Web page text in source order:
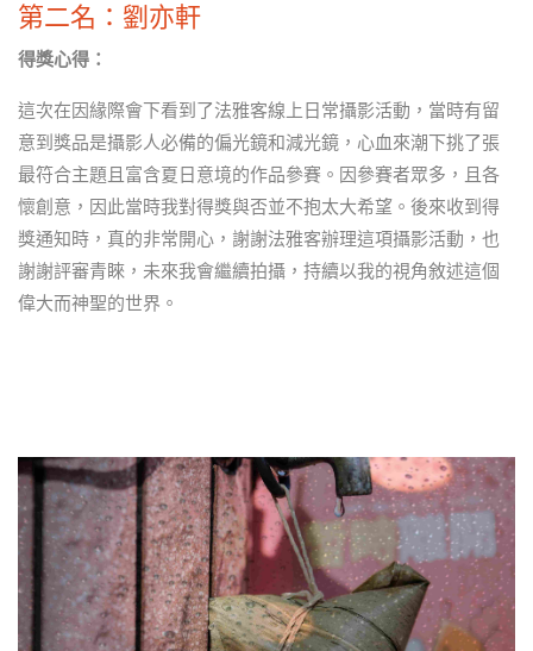
第二名：劉亦軒
得獎心得：
這次在因緣際會下看到了法雅客線上日常攝影活動，當時有留
意到獎品是攝影人必備的偏光鏡和減光鏡，心血來潮下挑了張
最符合主題且富含夏日意境的作品參賽。因參賽者眾多，且各
懷創意，因此當時我對得獎與否並不抱太大希望。後來收到得
獎通知時，真的非常開心，謝謝法雅客辦理這項攝影活動，也
謝謝評審青睞，未來我會繼續拍攝，持續以我的視角敘述這個
偉大而神聖的世界。